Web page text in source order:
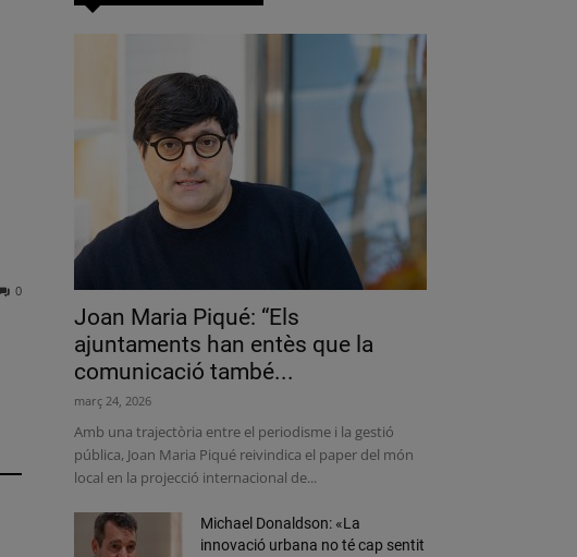
0
Joan Maria Piqué: “Els
ajuntaments han entès que la
comunicació també...
març 24, 2026
Amb una trajectòria entre el periodisme i la gestió
pública, Joan Maria Piqué reivindica el paper del món
local en la projecció internacional de...
Michael Donaldson: «La
innovació urbana no té cap sentit